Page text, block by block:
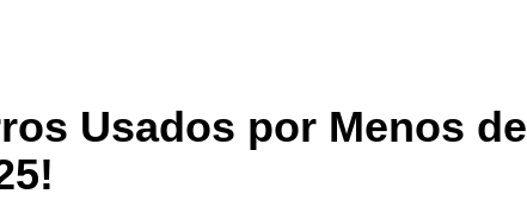
Usados por Menos de